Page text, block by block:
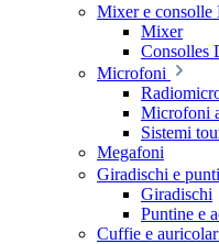
Mixer e consolle
Mixer
Consolles
Microfoni
Microfoni
Sistemi
Megafoni
Giradischi e
Giradischi
Puntine e
Cuffie e